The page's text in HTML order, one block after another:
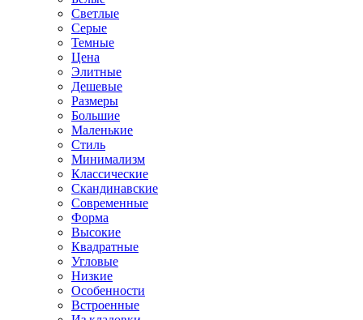
Светлые
Серые
Темные
Цена
Элитные
Дешевые
Размеры
Большие
Маленькие
Стиль
Минимализм
Классические
Скандинавские
Современные
Форма
Высокие
Квадратные
Угловые
Низкие
Особенности
Встроенные